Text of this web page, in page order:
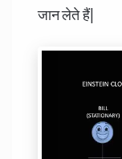
जान लेते हैं|